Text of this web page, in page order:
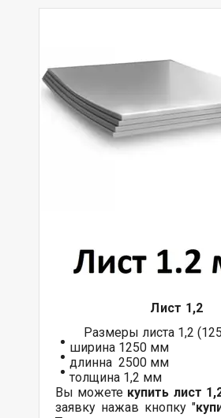
Лист 1,2
Размеры листа 1,2
ширина 1250 мм
длинна 2500 мм
толщина 1,2 мм
Вы можете купить лист
заявку нажав кнопку "